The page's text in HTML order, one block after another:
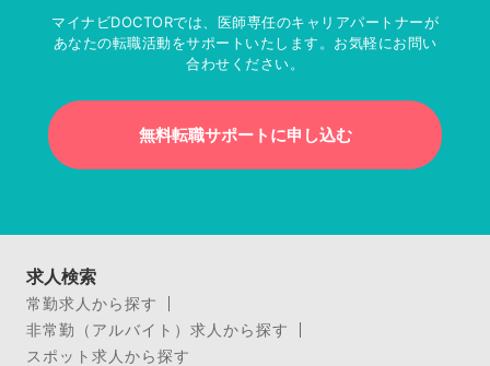
マイナビDOCTORでは、医師専任のキャリアパートナーが
あなたの転職活動をサポートいたします。お気軽にお問い
合わせください。
無料転職サポートに申し込む
求人検索
常勤求人から探す
非常勤（アルバイト）求人から探す
スポット求人から探す